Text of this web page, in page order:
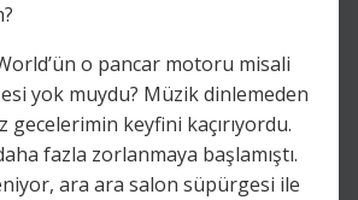
o pancar motoru misali
yok muydu? Müzik dinlemeden
gecelerimin keyfini kaçırıyordu.
fazla zorlanmaya başlamıştı.
ara ara salon süpürgesi ile